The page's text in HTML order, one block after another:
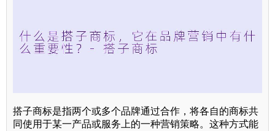
搭子商标是指两个或多个品牌通过合作，将各自的商标共
同使用于某一产品或服务上的一种营销策略。这种方式能